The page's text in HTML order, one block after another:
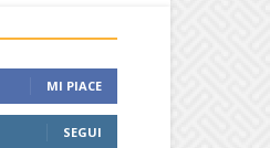
MI PIACE
SEGUI